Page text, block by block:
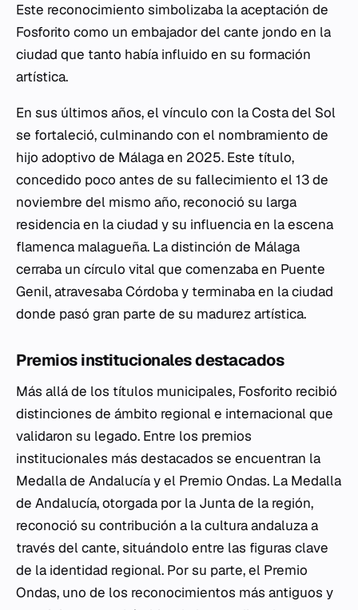
Este reconocimiento simbolizaba la aceptación de
Fosforito como un embajador del cante jondo en la
ciudad que tanto había influido en su formación
artística.
En sus últimos años, el vínculo con la Costa del Sol
se fortaleció, culminando con el nombramiento de
hijo adoptivo de Málaga en 2025. Este título,
concedido poco antes de su fallecimiento el 13 de
noviembre del mismo año, reconoció su larga
residencia en la ciudad y su influencia en la escena
flamenca malagueña. La distinción de Málaga
cerraba un círculo vital que comenzaba en Puente
Genil, atravesaba Córdoba y terminaba en la ciudad
donde pasó gran parte de su madurez artística.
Premios institucionales destacados
Más allá de los títulos municipales, Fosforito recibió
distinciones de ámbito regional e internacional que
validaron su legado. Entre los premios
institucionales más destacados se encuentran la
Medalla de Andalucía y el Premio Ondas. La Medalla
de Andalucía, otorgada por la Junta de la región,
reconoció su contribución a la cultura andaluza a
través del cante, situándolo entre las figuras clave
de la identidad regional. Por su parte, el Premio
Ondas, uno de los reconocimientos más antiguos y